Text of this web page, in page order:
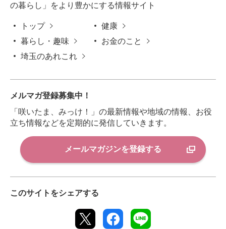
の暮らし」をより豊かにする情報サイト
トップ
健康
暮らし・趣味
お金のこと
埼玉のあれこれ
メルマガ登録募集中！
「咲いたま、みっけ！」の最新情報や地域の情報、お役
立ち情報などを定期的に発信していきます。
メールマガジンを登録する
このサイトをシェアする